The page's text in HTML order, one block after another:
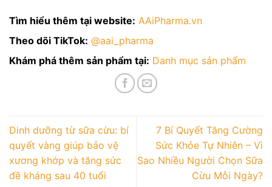
Tìm hiểu thêm tại website: AAiPharma.vn
Theo dõi TikTok: @aai_pharma
Khám phá thêm sản phẩm tại: Danh mục sản phẩm
Dinh dưỡng từ sữa cừu: bí
quyết vàng giúp bảo vệ
xương khớp và tăng sức
đề kháng sau 40 tuổi
7 Bí Quyết Tăng Cường
Sức Khỏe Tự Nhiên – Vì
Sao Nhiều Người Chọn Sữa
Cừu Mỗi Ngày?